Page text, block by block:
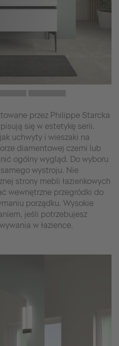
przez Philippe Starcka
się w estetykę serii.
uchwyty i wieszaki na
diamentowej czerni lub
ogólny wygląd. Do wyboru
wystroju. Nie
strony mebli łazienkowych
wewnętrzne przegródki do
porządku. Wysokie
jeśli potrzebujesz
w łazience.